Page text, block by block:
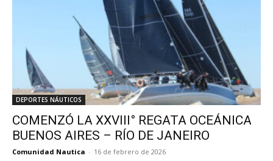
DEPORTES NÁUTICOS
COMENZÓ LA XXVIII° REGATA OCEÁNICA
BUENOS AIRES – RÍO DE JANEIRO
Comunidad Nautica - 16 de febrero de 2026